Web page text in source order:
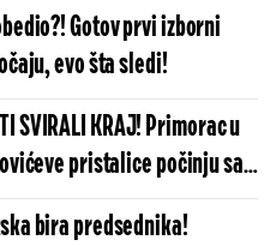
Gotov prvi izborni
evo šta sledi!
SVIRALI KRAJ! Primorac u
pristalice počinju sa
bira predsednika!